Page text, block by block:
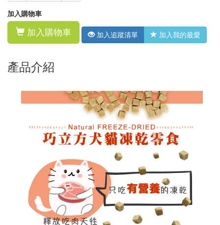
加入購物車
加入購物車 加入追蹤清單 加入我的最愛
產品介紹